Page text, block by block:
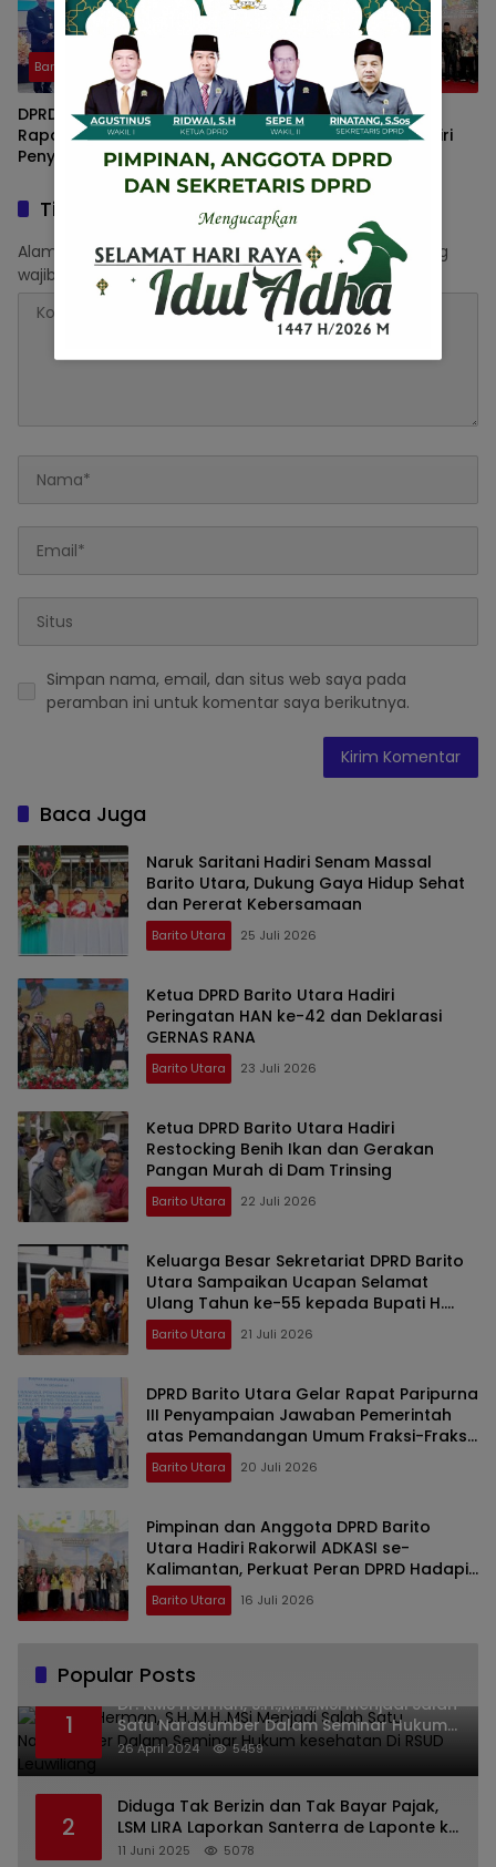
Barito Utara
DPRD Barito Utara Gelar
Rapat Paripurna III
Penyampaian Jawaban
Pemerintah atas
Pemandangan Umum
Fraksi-Fraksi DPRD
Barito Utara
Pimpinan dan Anggota
DPRD Barito Utara Hadiri
Rakorwil ADKASI se-
Kalimantan, Perkuat Peran
DPRD Hadapi Revisi UU
Pemerintahan Daerah
Tinggalkan Balasan
Alamat email Anda tidak akan dipublikasikan. Ruas yang
wajib ditandai *
Simpan nama, email, dan situs web saya pada
peramban ini untuk komentar saya berikutnya.
Baca Juga
Naruk Saritani Hadiri Senam Massal
Barito Utara, Dukung Gaya Hidup Sehat
dan Pererat Kebersamaan
Barito Utara 25 Juli 2026
Ketua DPRD Barito Utara Hadiri
Peringatan HAN ke-42 dan Deklarasi
GERNAS RANA
Barito Utara 23 Juli 2026
Ketua DPRD Barito Utara Hadiri
Restocking Benih Ikan dan Gerakan
Pangan Murah di Dam Trinsing
Barito Utara 22 Juli 2026
Keluarga Besar Sekretariat DPRD Barito
Utara Sampaikan Ucapan Selamat
Ulang Tahun ke-55 kepada Bupati H.
Shalahuddin
Barito Utara 21 Juli 2026
DPRD Barito Utara Gelar Rapat Paripurna
III Penyampaian Jawaban Pemerintah
atas Pemandangan Umum Fraksi-Fraksi
DPRD
Barito Utara 20 Juli 2026
Pimpinan dan Anggota DPRD Barito
Utara Hadiri Rakorwil ADKASI se-
Kalimantan, Perkuat Peran DPRD Hadapi
Revisi UU Pemerintahan Daerah
Barito Utara 16 Juli 2026
Popular Posts
1
Dr. KMS Herman, S.H.,M.H.,MSi Menjadi Salah
Satu Narasumber Dalam Seminar Hukum
kesehatan Di RSUD Leuwiliang
26 April 2024 5459
2
Diduga Tak Berizin dan Tak Bayar Pajak,
LSM LIRA Laporkan Santerra de Laponte ke
Kejaksaan Kota Batu
11 Juni 2025 5078